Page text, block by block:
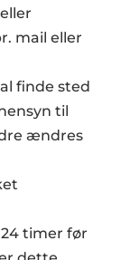
mail eller
finde sted
til
ændres
timer før